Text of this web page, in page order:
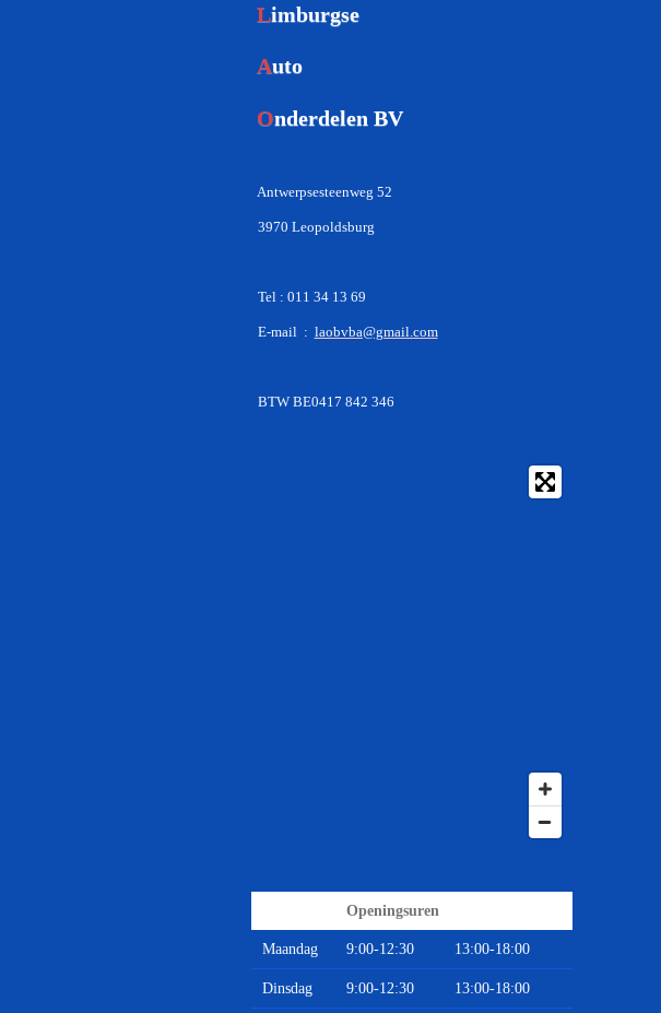
Limburgse
Auto
Onderdelen BV
Antwerpsesteenweg 52
3970 Leopoldsburg
Tel : 011 34 13 69
E-mail : laobvba@gmail.com
BTW BE0417 842 346
Openingsuren
Maandag 9:00-12:30 13:00-18:00
Dinsdag 9:00-12:30 13:00-18:00